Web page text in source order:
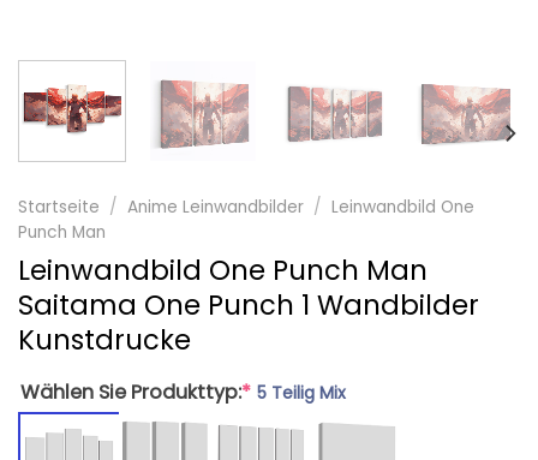
Startseite / Anime Leinwandbilder / Leinwandbild One
Punch Man
Leinwandbild One Punch Man
Saitama One Punch 1 Wandbilder
Kunstdrucke
Wählen Sie Produkttyp:* 5 Teilig Mix